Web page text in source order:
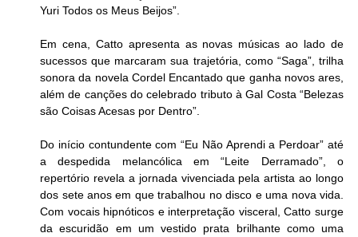
Yuri Todos os Meus Beijos”.
Em cena, Catto apresenta as novas músicas ao lado de
sucessos que marcaram sua trajetória, como “Saga”, trilha
sonora da novela Cordel Encantado que ganha novos ares,
além de canções do celebrado tributo à Gal Costa “Belezas
são Coisas Acesas por Dentro”.
Do início contundente com “Eu Não Aprendi a Perdoar” até
a despedida melancólica em “Leite Derramado”, o
repertório revela a jornada vivenciada pela artista ao longo
dos sete anos em que trabalhou no disco e uma nova vida.
Com vocais hipnóticos e interpretação visceral, Catto surge
da escuridão em um vestido prata brilhante como uma